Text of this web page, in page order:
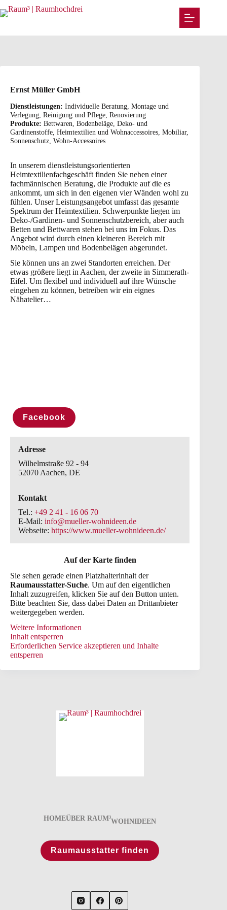
Inhalt
Ernst Müller GmbH
Dienstleistungen: Individuelle Beratung, Montage und
Verlegung, Reinigung und Pflege, Renovierung
Produkte: Bettwaren, Bodenbeläge, Deko- und
Gardinenstoffe, Heimtextilien und Wohnaccessoires, Mobiliar,
Sonnenschutz, Wohn-Accessoires
In unserem dienstleistungsorientierten
Heimtextilienfachgeschäft finden Sie neben einer
fachmännischen Beratung, die Produkte auf die es
ankommt, um sich in den eigenen vier Wänden wohl zu
fühlen. Unser Leistungsangebot umfasst das gesamte
Spektrum der Heimtextilien. Schwerpunkte liegen im
Deko-/Gardinen- und Sonnenschutzbereich, aber auch
Betten und Bettwaren stehen bei uns im Fokus. Das
Angebot wird durch einen kleineren Bereich mit
Möbeln, Lampen und Bodenbelägen abgerundet.
Sie können uns an zwei Standorten erreichen. Der
etwas größere liegt in Aachen, der zweite in Simmerath-
Eifel. Um flexibel und individuell auf ihre Wünsche
eingehen zu können, betreiben wir ein eignes
Nähatelier…
Facebook
Adresse
Wilhelmstraße 92 - 94
52070 Aachen, DE
Kontakt
Tel.: +49 2 41 - 16 06 70
E-Mail: info@mueller-wohnideen.de
Webseite: https://www.mueller-wohnideen.de/
Auf der Karte finden
Sie sehen gerade einen Platzhalterinhalt der
Raumausstatter-Suche. Um auf den eigentlichen
Inhalt zuzugreifen, klicken Sie auf den Button unten.
Bitte beachten Sie, dass dabei Daten an Drittanbieter
weitergegeben werden.
Weitere Informationen
Inhalt entsperren
Erforderlichen Service akzeptieren und Inhalte
entsperren
HOMEÜBER RAUM³WOHNIDEEN
Raumausstatter finden